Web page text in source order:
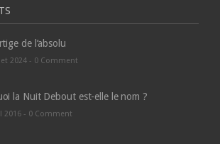
de l’absolu
2024 - 0 Comment
la Nuit Debout est-elle le nom ?
2016 - 0 Comment